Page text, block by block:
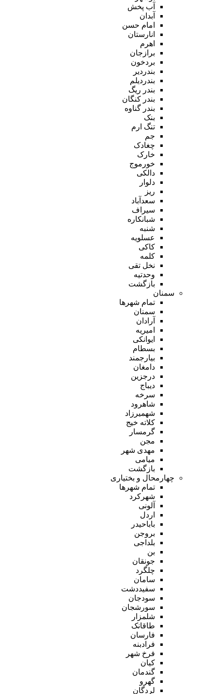
آب پخش
آبدان
امام حسن
انارستان
اهرم
برازجان
بردخون
بندردیر
بندردیلم
بندر ریگ
بندر کنگان
بندر گناوه
بنک
تنگ ارم
جم
چغادک
خارک
خورموج
دالکی
دلوار
ریز
سعدآباد
سیراف
شبانکاره
شنبه
عسلویه
کاکی
کلمه
نخل تقی
وحدتیه
بازگشت
سمنان
تمام شهر‌ها
سمنان
آرادان
امیریه
ایوانکی
بسطام
بیارجمند
دامغان
درجزین
دیباج
سرخه
شاهرود
شهمیرزاد
کلاته خیج
گرمسار
مجن
مهدی شهر
میامی
بازگشت
چهارمحال و بختیاری
تمام شهر‌ها
شهرکرد
آلونی
اردل
باباحیدر
بروجن
بلداجی
بن
جونقان
چلگرد
سامان
سفیددشت
سودجان
سورشجان
شلمزار
طاقانک
فارسان
فرادبنه
فرخ شهر
کیان
گندمان
گهرو
لردگان